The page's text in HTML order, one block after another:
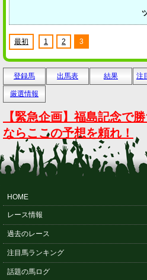
最初 1 2 3
登録馬 出馬表 結果 注
厳選情報
【緊急企画】福島記念で
ならここの予想を頼れ！
HOME
レース情報
過去のレース
注目馬ランキング
話題の馬ログ